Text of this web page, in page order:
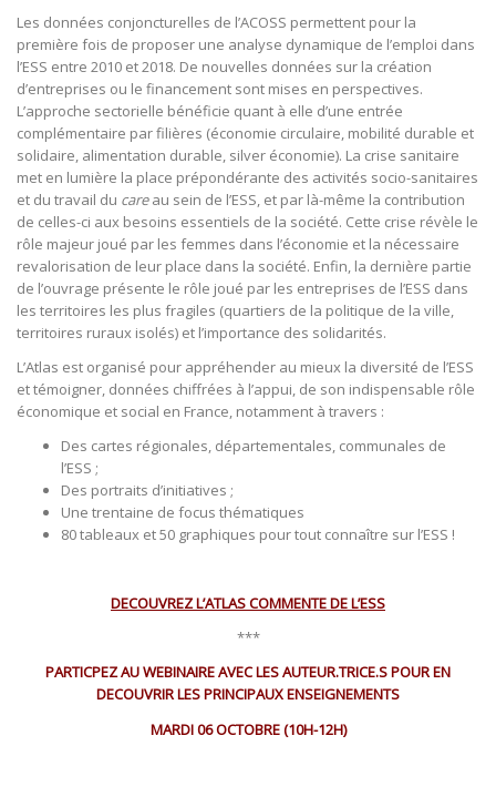
Les données conjoncturelles de l’ACOSS permettent pour la
première fois de proposer une analyse dynamique de l’emploi dans
l’ESS entre 2010 et 2018. De nouvelles données sur la création
d’entreprises ou le financement sont mises en perspectives.
L’approche sectorielle bénéficie quant à elle d’une entrée
complémentaire par filières (économie circulaire, mobilité durable et
solidaire, alimentation durable, silver économie). La crise sanitaire
met en lumière la place prépondérante des activités socio-sanitaires
et du travail du careau sein de l’ESS, et par là-même la contribution
de celles-ci aux besoins essentiels de la société. Cette crise révèle le
rôle majeur joué par les femmes dans l’économie et la nécessaire
revalorisation de leur place dans la société. Enfin, la dernière partie
de l’ouvrage présente le rôle joué par les entreprises de l’ESS dans
les territoires les plus fragiles (quartiers de la politique de la ville,
territoires ruraux isolés) et l’importance des solidarités.
L’Atlas est organisé pour appréhender au mieux la diversité de l’ESS
et témoigner, données chiffrées à l’appui, de son indispensable rôle
économique et social en France, notamment à travers :
Des cartes régionales, départementales, communales de
l’ESS ;
Des portraits d’initiatives ;
Une trentaine de focus thématiques
80 tableaux et 50 graphiques pour tout connaître sur l’ESS !
DECOUVREZ L’ATLAS COMMENTE DE L’ESS
***
PARTICPEZ AU WEBINAIRE AVEC LES AUTEUR.TRICE.S POUR EN
DECOUVRIR LES PRINCIPAUX ENSEIGNEMENTS
MARDI 06 OCTOBRE (10H-12H)